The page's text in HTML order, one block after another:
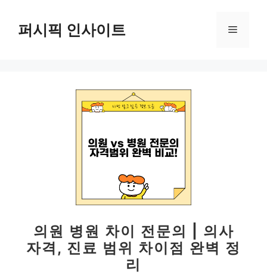
퍼시픽 인사이트 메
의원 병원 차이 전문의 | 의사
자격, 진료 범위 차이점 완벽 정
리